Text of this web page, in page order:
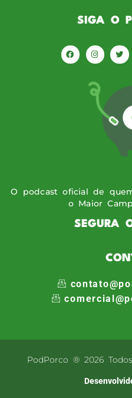
SIGA O
O podcast oficial de
o Maior
SEGURA
PodPorco ® 2026